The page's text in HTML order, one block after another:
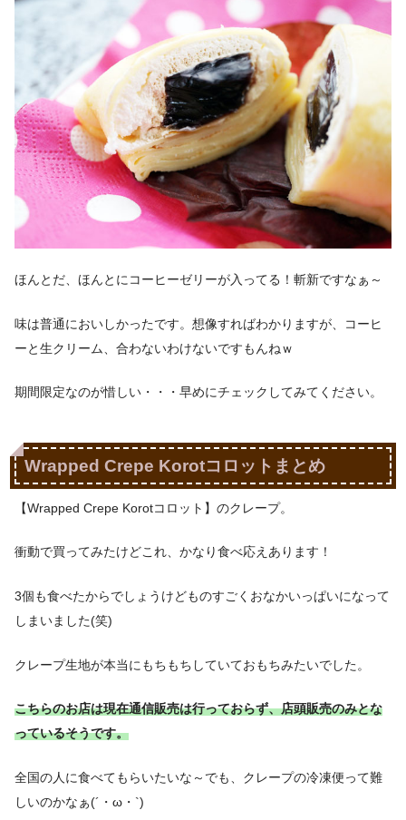
ほんとだ、ほんとにコーヒーゼリーが入ってる！斬新ですなぁ～
味は普通においしかったです。想像すればわかりますが、コーヒ
ーと生クリーム、合わないわけないですもんねｗ
期間限定なのが惜しい・・・早めにチェックしてみてください。
Wrapped Crepe Korotコロットまとめ
【Wrapped Crepe Korotコロット】のクレープ。
衝動で買ってみたけどこれ、かなり食べ応えあります！
3個も食べたからでしょうけどものすごくおなかいっぱいになって
しまいました(笑)
クレープ生地が本当にもちもちしていておもちみたいでした。
こちらのお店は現在通信販売は行っておらず、店頭販売のみとな
っているそうです。
全国の人に食べてもらいたいな～でも、クレープの冷凍便って難
しいのかなぁ(´・ω・`)